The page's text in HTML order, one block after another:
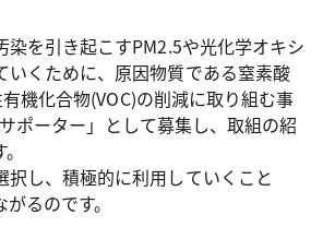
染を引き起こすPM2.5や光化学オキシ
いくために、原因物質である窒素酸
機化合物(VOC)の削減に取り組む事
ポーター」として募集し、取組の紹
択し、積極的に利用していくこと
るのです。